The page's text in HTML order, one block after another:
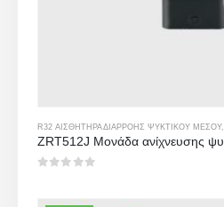
R32 ΑΙΣΘΗΤΉΡΑ ΔΙΑΡΡΟΉΣ ΨΥΚΤΙΚΟΎ ΜΈΣΟΥ,